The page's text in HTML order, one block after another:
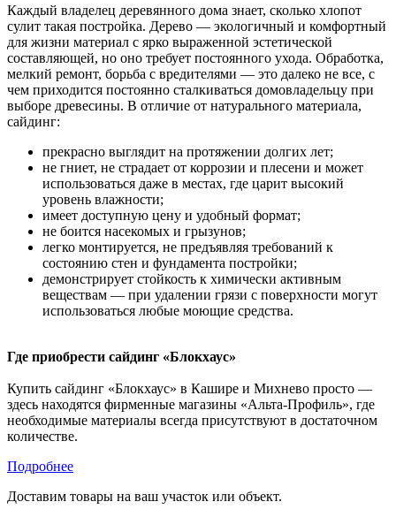
Каждый владелец деревянного дома знает, сколько хлопот
сулит такая постройка. Дерево — экологичный и комфортный
для жизни материал с ярко выраженной эстетической
составляющей, но оно требует постоянного ухода. Обработка,
мелкий ремонт, борьба с вредителями — это далеко не все, с
чем приходится постоянно сталкиваться домовладельцу при
выборе древесины. В отличие от натурального материала,
сайдинг:
прекрасно выглядит на протяжении долгих лет;
не гниет, не страдает от коррозии и плесени и может
использоваться даже в местах, где царит высокий
уровень влажности;
имеет доступную цену и удобный формат;
не боится насекомых и грызунов;
легко монтируется, не предъявляя требований к
состоянию стен и фундамента постройки;
демонстрирует стойкость к химически активным
веществам — при удалении грязи с поверхности могут
использоваться любые моющие средства.
Где приобрести сайдинг «Блокхаус»
Купить сайдинг «Блокхаус» в Кашире и Михнево просто —
здесь находятся фирменные магазины «Альта-Профиль», где
необходимые материалы всегда присутствуют в достаточном
количестве.
Подробнее
Доставим товары на ваш участок или объект.